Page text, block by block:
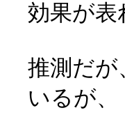
効果が表
推測だが
いるが、